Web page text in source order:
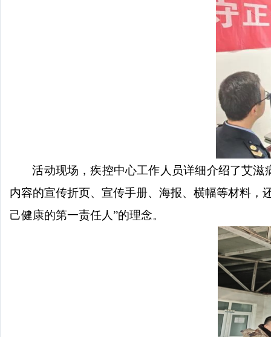
活动现场，疾控中心工作人员详细介绍了艾
内容的宣传折页、宣传手册、海报、横幅等材料
己健康的第一责任人”的理念。